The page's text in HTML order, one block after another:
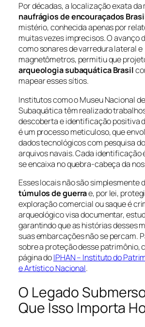
Por décadas, a localização exata da
naufrágios de encouraçados
mistério, conhecida apenas por
muitas vezes imprecisos. O avanço
como sonares de varredura lateral e
magnetômetros, permitiu que
arqueologia subaquática Brasil
mapear esses sítios.
Institutos como o Museu Nacional
Subaquática têm realizado
descoberta e identificação positiva
é um processo meticuloso, que
dados tecnológicos com pesquisa
arquivos navais. Cada identificação
se encaixa no quebra-cabeça da
Esses locais não são simplesmente
túmulos de guerrae, por lei,
exploração comercial ou saque é
arqueológico visa documentar,
garantindo que as histórias desses
suas embarcações não se percam.
sobre a proteção desse patrimônio,
página doIPHAN – Instituto do
e Artístico Nacional.
O Legado
Que Isso Importa